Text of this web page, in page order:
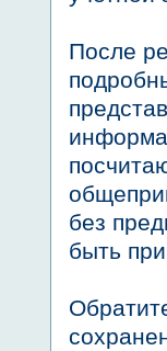
После
без
быть